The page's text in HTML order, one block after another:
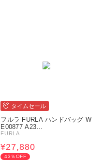
タイムセール
フルラ FURLA ハンドバッグ W
E00877 A23…
FURLA
¥27,880
43％OFF